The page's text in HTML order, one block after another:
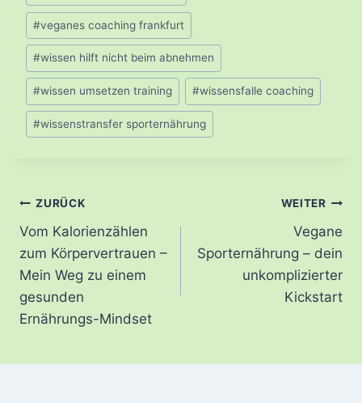
#veganes coaching frankfurt
#wissen hilft nicht beim abnehmen
#wissen umsetzen training #wissensfalle coaching
#wissenstransfer sporternährung
Beitragsnavigation
ZURÜCK
Vom Kalorienzählen
zum Körpervertrauen –
Mein Weg zu einem
gesunden
Ernährungs-Mindset
WEITER
Vegane
Sporternährung – dein
unkomplizierter
Kickstart